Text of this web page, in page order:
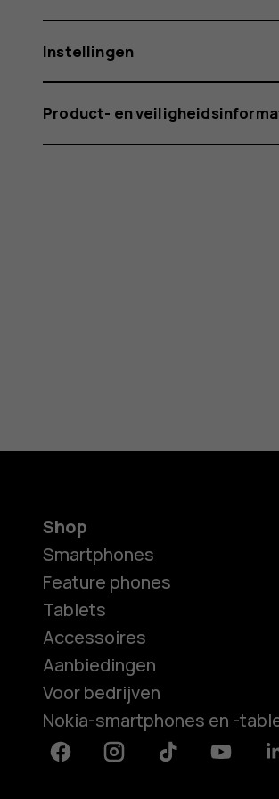
Instellingen
Product- en
Shop
Smartphones
Feature phones
Tablets
Accessoires
Aanbiedingen
Voor bedrijven
Nokia-smartphones en -
FacebookInstagramTiktok Youtube